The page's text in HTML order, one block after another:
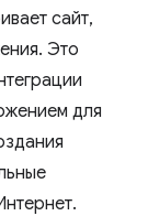
сайт,
Это
для